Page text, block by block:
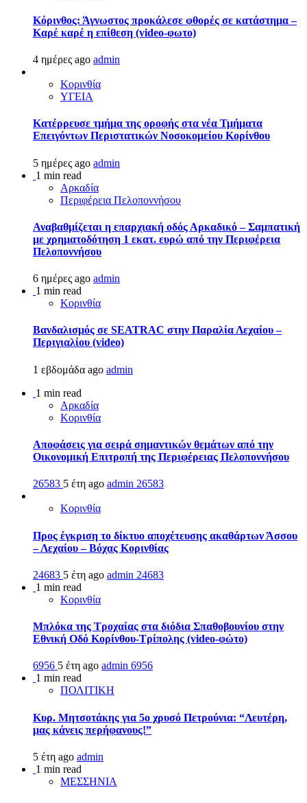
Κόρινθος: Άγνωστος προκάλεσε φθορές σε κατάστημα –
Καρέ καρέ η επίθεση (video-φωτο)
4 ημέρες ago admin
Κορινθία
ΥΓΕΙΑ
Kατέρρευσε τμήμα της οροφής στα νέα Τμήματα
Επειγόντων Περιστατικών Νοσοκομείου Κορίνθου
5 ημέρες ago admin
1 min read
Αρκαδία
Περιφέρεια Πελοποννήσου
Αναβαθμίζεται η επαρχιακή οδός Αρκαδικό – Σαμπατική
με χρηματοδότηση 1 εκατ. ευρώ από την Περιφέρεια
Πελοποννήσου
6 ημέρες ago admin
1 min read
Κορινθία
Βανδαλισμός σε SEATRAC στην Παραλία Λεχαίου –
Περιγιαλίου (video)
1 εβδομάδα ago admin
1 min read
Αρκαδία
Κορινθία
Αποφάσεις για σειρά σημαντικών θεμάτων από την
Οικονομική Επιτροπή της Περιφέρειας Πελοποννήσου
26583 5 έτη ago admin 26583
Κορινθία
Προς έγκριση το δίκτυο αποχέτευσης ακαθάρτων Άσσου
– Λεχαίου – Βόχας Κορινθίας
24683 5 έτη ago admin 24683
1 min read
Κορινθία
Μπλόκα της Τροχαίας στα διόδια Σπαθοβουνίου στην
Εθνική Οδό Κορίνθου-Τρίπολης (video-φώτο)
6956 5 έτη ago admin 6956
1 min read
ΠΟΛΙΤΙΚΗ
Κυρ. Μητσοτάκης για 5ο χρυσό Πετρούνια: “Λευτέρη,
μας κάνεις περήφανους!”
5 έτη ago admin
1 min read
ΜΕΣΣΗΝΙΑ